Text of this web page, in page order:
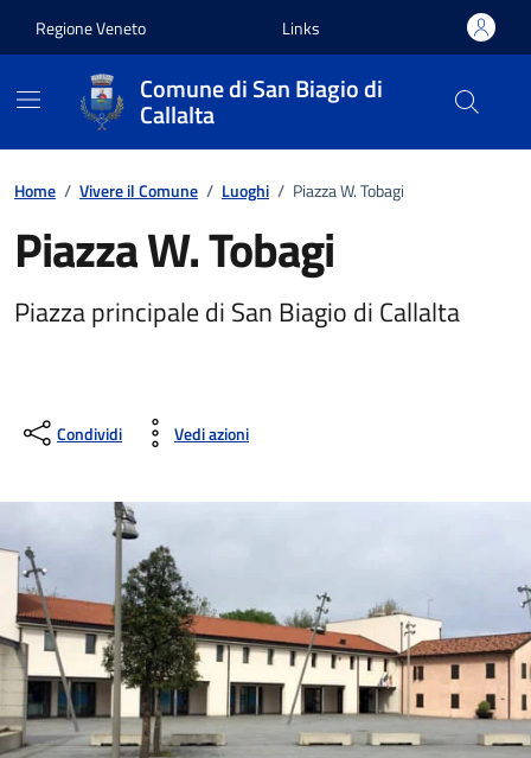
Regione Veneto Links
Comune di San Biagio di
Callalta
Home / Vivere il Comune / Luoghi / Piazza W. Tobagi
Piazza W. Tobagi
Piazza principale di San Biagio di Callalta
Condividi Vedi azioni